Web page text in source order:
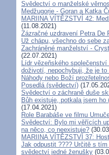
Svědectví o manželské
Medžugorje - Goran a Katka
MARIINA VÍTĚZSTVÍ 42:
(11.08.2021)
Zázračné uzdravení Petra De
Už chápu, všechno do sebe
Zachráněné manželství -
(22.07.2021)
Lídr vězeňského
doživotí, nepochybuji, že je
Náhody nebo Boží
Posedlá (svědectví)
Svědectví o záchraně duše
Bůh existuje, potkala jsem
(17.04.2021)
Role Barabáše ve filmu
Svědectví: Bylo mi věřících
na něco, co neexistuje?
MARIINA VÍTĚZSTVÍ 37:
Jak odpustit ???? Určitě s
svědectví jedné ženušky